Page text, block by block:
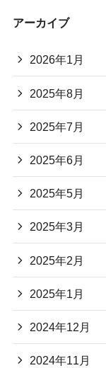
アーカイブ
2026年1月
2025年8月
2025年7月
2025年6月
2025年5月
2025年3月
2025年2月
2025年1月
2024年12月
2024年11月